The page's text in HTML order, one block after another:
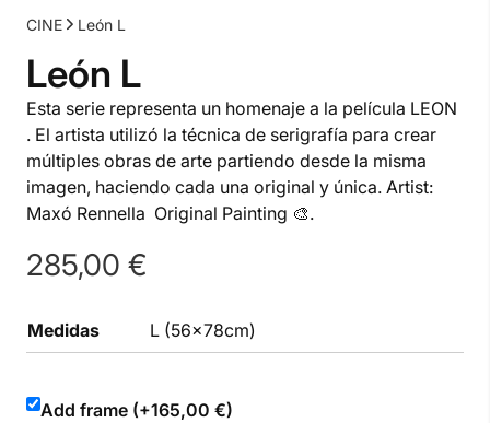
CINE León L
León L
Esta serie representa un homenaje a la película LEON
. El artista utilizó la técnica de serigrafía para crear
múltiples obras de arte partiendo desde la misma
imagen, haciendo cada una original y única. Artist:
Maxó Rennella Original Painting 🎨.
285,00 €
Medidas L (56x78cm)
Add frame (+165,00 €)